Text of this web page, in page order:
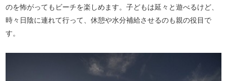
のを怖がってもビーチを楽しめます。子どもは延々と遊べるけど、
時々日陰に連れて行って、休憩や水分補給させるのも親の役目で
す。